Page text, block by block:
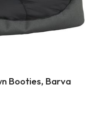
Booties, Barva